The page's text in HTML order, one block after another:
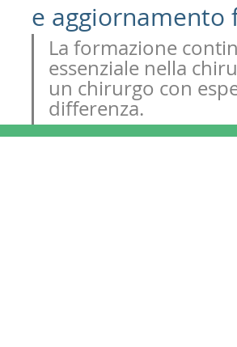
e aggiornamento
La formazione
essenziale nella
un chirurgo con
differenza.